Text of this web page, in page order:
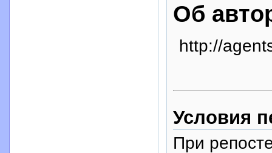
Об
http://
Условия
При